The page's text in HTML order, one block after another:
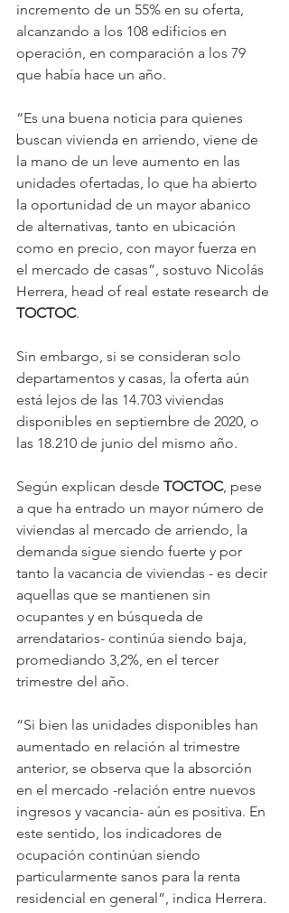
incremento de un 55% en su oferta,
alcanzando a los 108 edificios en
operación, en comparación a los 79
que había hace un año.
“Es una buena noticia para quienes
buscan vivienda en arriendo, viene de
la mano de un leve aumento en las
unidades ofertadas, lo que ha abierto
la oportunidad de un mayor abanico
de alternativas, tanto en ubicación
como en precio, con mayor fuerza en
el mercado de casas”, sostuvo Nicolás
Herrera, head of real estate research de
TOCTOC.
Sin embargo, si se consideran solo
departamentos y casas, la oferta aún
está lejos de las 14.703 viviendas
disponibles en septiembre de 2020, o
las 18.210 de junio del mismo año.
Según explican desde TOCTOC, pese
a que ha entrado un mayor número de
viviendas al mercado de arriendo, la
demanda sigue siendo fuerte y por
tanto la vacancia de viviendas - es decir
aquellas que se mantienen sin
ocupantes y en búsqueda de
arrendatarios- continúa siendo baja,
promediando 3,2%, en el tercer
trimestre del año.
“Si bien las unidades disponibles han
aumentado en relación al trimestre
anterior, se observa que la absorción
en el mercado -relación entre nuevos
ingresos y vacancia- aún es positiva. En
este sentido, los indicadores de
ocupación continúan siendo
particularmente sanos para la renta
residencial en general”, indica Herrera.